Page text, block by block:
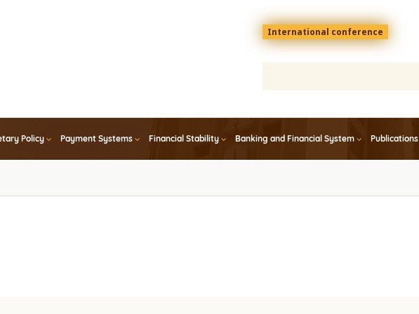
Menu
top
En
International conference
Policy Payment Systems Financial Stability Banking and Financial System Publications